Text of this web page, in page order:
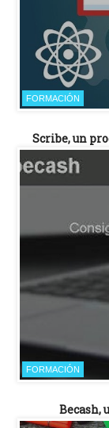
FORMACIÓN
Scribe, un
FORMACIÓN
Becash,